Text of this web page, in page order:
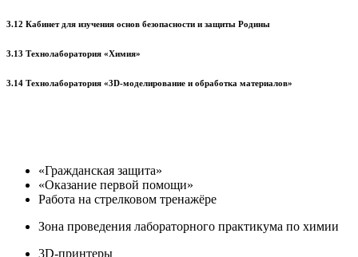
3.12 Кабинет для изучения основ безопасности и защиты Родины
3.13 Технолаборатория «Химия»
3.14 Технолаборатория «3D-моделирование и обработка материалов»
«Гражданская защита»
«Оказание первой помощи»
Работа на стрелковом тренажёре
Зона проведения лабораторного практикума по химии
3D-принтеры